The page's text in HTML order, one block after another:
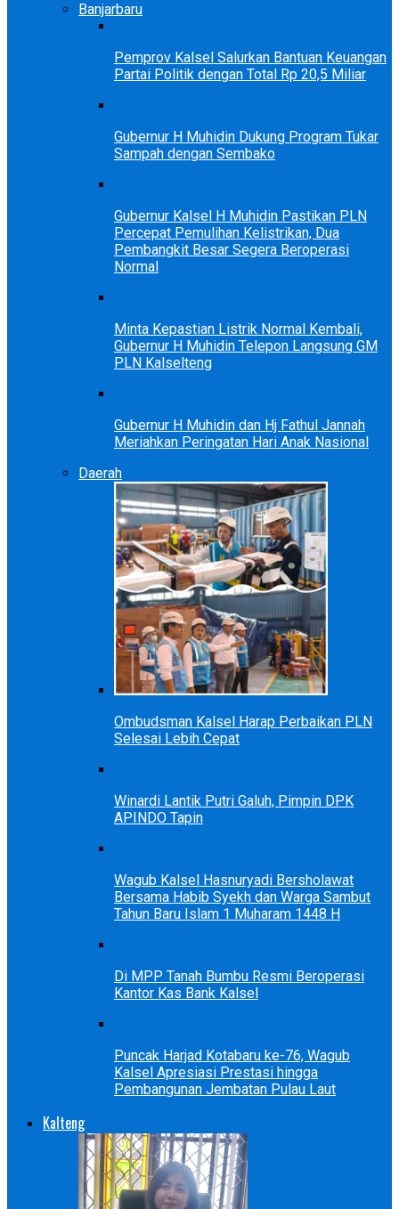
Banjarbaru
Pemprov Kalsel Salurkan Bantuan Keuangan
Partai Politik dengan Total Rp 20,5 Miliar
Gubernur H Muhidin Dukung Program Tukar
Sampah dengan Sembako
Gubernur Kalsel H Muhidin Pastikan PLN
Percepat Pemulihan Kelistrikan, Dua
Pembangkit Besar Segera Beroperasi
Normal
Minta Kepastian Listrik Normal Kembali,
Gubernur H Muhidin Telepon Langsung GM
PLN Kalselteng
Gubernur H Muhidin dan Hj Fathul Jannah
Meriahkan Peringatan Hari Anak Nasional
Daerah
Ombudsman Kalsel Harap Perbaikan PLN
Selesai Lebih Cepat
Winardi Lantik Putri Galuh, Pimpin DPK
APINDO Tapin
Wagub Kalsel Hasnuryadi Bersholawat
Bersama Habib Syekh dan Warga Sambut
Tahun Baru Islam 1 Muharam 1448 H
Di MPP Tanah Bumbu Resmi Beroperasi
Kantor Kas Bank Kalsel
Puncak Harjad Kotabaru ke-76, Wagub
Kalsel Apresiasi Prestasi hingga
Pembangunan Jembatan Pulau Laut
Kalteng